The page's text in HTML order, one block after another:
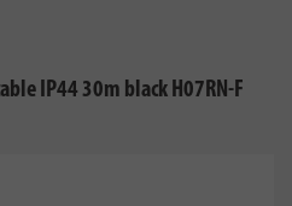
IP44 30m black H07RN-F